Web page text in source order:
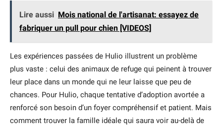
Lire aussi Mois national de l'artisanat: essayez de
fabriquer un pull pour chien [VIDEOS]
Les expériences passées de Hulio illustrent un problème
plus vaste : celui des animaux de refuge qui peinent à trouver
leur place dans un monde qui ne leur laisse que peu de
chances. Pour Hulio, chaque tentative d’adoption avortée a
renforcé son besoin d’un foyer compréhensif et patient. Mais
comment trouver la famille idéale qui saura voir au-delà de